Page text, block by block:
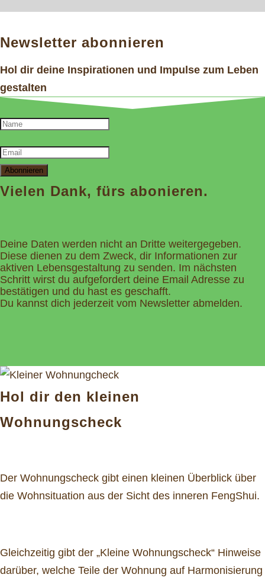
Newsletter abonnieren
Hol dir deine Inspirationen und Impulse zum Leben
gestalten
Abonnieren
Vielen Dank, fürs abonieren.
Deine Daten werden nicht an Dritte weitergegeben.
Diese dienen zu dem Zweck, dir Informationen zur
aktiven Lebensgestaltung zu senden. Im nächsten
Schritt wirst du aufgefordert deine Email Adresse zu
bestätigen und du hast es geschafft.
Du kannst dich jederzeit vom Newsletter abmelden.
Hol dir den kleinen
Wohnungscheck
Der Wohnungscheck gibt einen kleinen Überblick über
die Wohnsituation aus der Sicht des inneren FengShui.
Gleichzeitig gibt der „Kleine Wohnungscheck“ Hinweise
darüber, welche Teile der Wohnung auf Harmonisierung